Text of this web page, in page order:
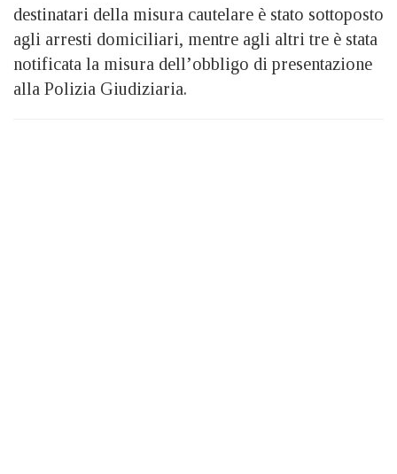
destinatari della misura cautelare è stato sottoposto
agli arresti domiciliari, mentre agli altri tre è stata
notificata la misura dell’obbligo di presentazione
alla Polizia Giudiziaria.